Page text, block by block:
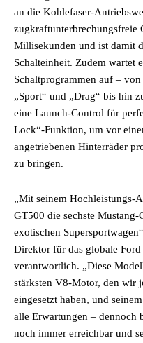
an die Kohlefaser-
zugkraftunterbrechungsfreie
Millisekunden und ist damit
Schalteinheit. Zudem wartet
Schaltprogrammen auf –
„Sport“ und „Drag“ bis hin
eine Launch-Control für
Lock“-Funktion, um vor
angetriebenen Hinterräder
zu bringen.
„Mit seinem Hochleistungs-
GT500 die sechste
exotischen
Direktor für das globale
verantwortlich. „Diese
stärksten V8-Motor, den wir
eingesetzt haben, und
alle Erwartungen – dennoch
noch immer erreichbar und